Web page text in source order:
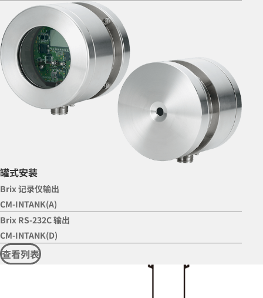
罐式安装
Brix 记录仪输出
CM-INTANK(A)
Brix RS-232C 输出
CM-INTANK(D)
查看列表